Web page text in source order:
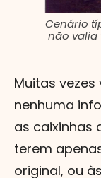
Cenário
não valia
Muitas
nenhuma
as caixinhas
terem
original, ou